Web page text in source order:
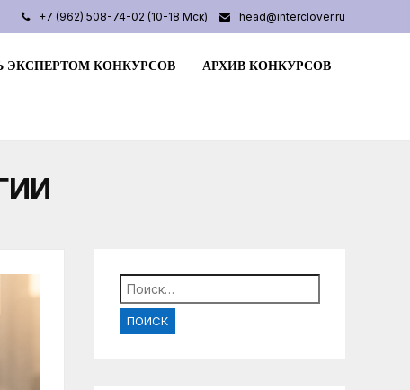
+7 (962) 508-74-02 (10-18 Мск) head@interclover.ru
ЭКСПЕРТОМ КОНКУРСОВ АРХИВ КОНКУРСОВ
Найти: